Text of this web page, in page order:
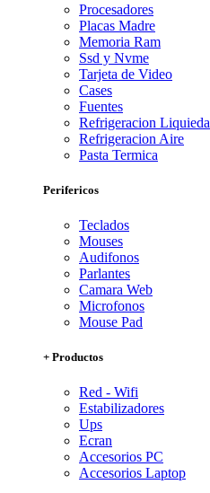
Procesadores
Placas Madre
Memoria Ram
Ssd y Nvme
Tarjeta de Video
Cases
Fuentes
Refrigeracion Liquieda
Refrigeracion Aire
Pasta Termica
Perifericos
Teclados
Mouses
Audifonos
Parlantes
Camara Web
Microfonos
Mouse Pad
+ Productos
Red - Wifi
Estabilizadores
Ups
Ecran
Accesorios PC
Accesorios Laptop